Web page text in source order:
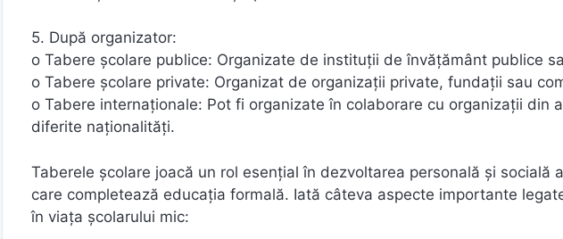
5. După organizator:
o Tabere școlare publice: Organizate de instituții de învățământ publice
o Tabere școlare private: Organizat de organizații private, fundații sau
o Tabere internaționale: Pot fi organizate în colaborare cu organizații din
diferite naționalități.
Taberele școlare joacă un rol esențial în dezvoltarea personală și socială
care completează educația formală. Iată câteva aspecte importante
în viața școlarului mic: